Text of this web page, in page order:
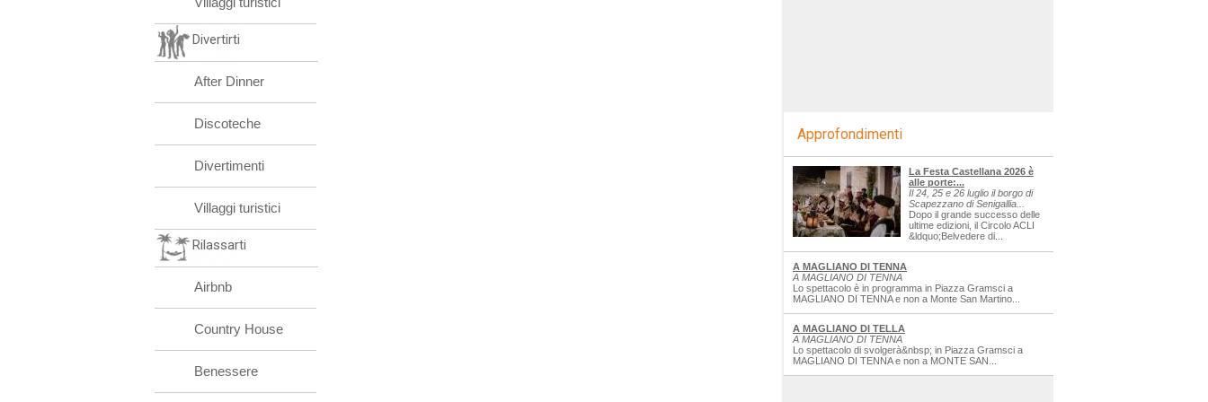
Divertirti
After Dinner
Discoteche
Divertimenti
Villaggi turistici
Rilassarti
Airbnb
Country House
Benessere
Approfondimenti
La Festa Castellana 2026 è
alle porte:...
Il 24, 25 e 26 luglio il borgo di
Scapezzano di Senigallia...
Dopo il grande successo delle
ultime edizioni, il Circolo ACLI
&ldquo;Belvedere di...
A MAGLIANO DI TENNA
A MAGLIANO DI TENNA
Lo spettacolo è in programma in Piazza Gramsci a
MAGLIANO DI TENNA e non a Monte San Martino...
A MAGLIANO DI TELLA
A MAGLIANO DI TENNA
Lo spettacolo di svolgerà&nbsp; in Piazza Gramsci a
MAGLIANO DI TENNA e non a MONTE SAN...